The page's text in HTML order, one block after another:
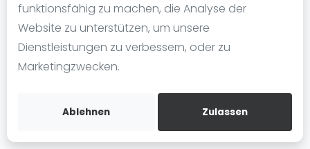
funktionsfähig zu machen, die Analyse der
Website zu unterstützen, um unsere
Dienstleistungen zu verbessern, oder zu
Marketingzwecken.
Ablehnen Zulassen
Die Geschichte von Padel
Regeln und Punktzählung
Padel Schläge
Video
Beliebtheit. In
der Stadt gibt
es 1 Padel-
Standort mit insgesamt 1 Padelplatz . Egal ob
Sie Padel spielen und einen Padelplatz einfach